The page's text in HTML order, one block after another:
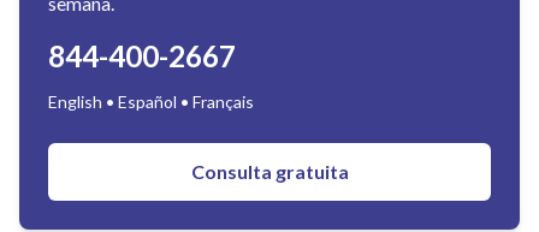
844-400-2667
English • Español • Français
Consulta gratuita